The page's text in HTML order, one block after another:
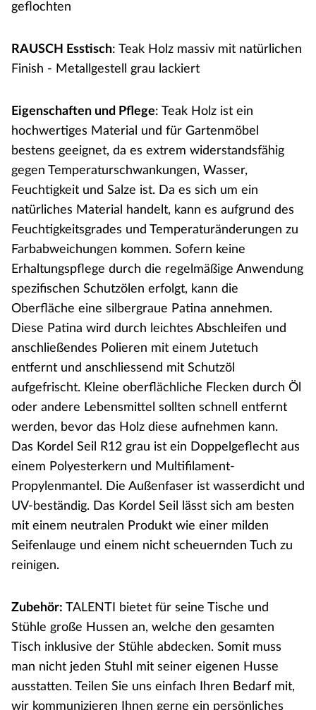
geflochten
RAUSCH Esstisch: Teak Holz massiv mit natürlichen
Finish - Metallgestell grau lackiert
Eigenschaften und Pflege: Teak Holz ist ein
hochwertiges Material und für Gartenmöbel
bestens geeignet, da es extrem widerstandsfähig
gegen Temperaturschwankungen, Wasser,
Feuchtigkeit und Salze ist. Da es sich um ein
natürliches Material handelt, kann es aufgrund des
Feuchtigkeitsgrades und Temperaturänderungen zu
Farbabweichungen kommen. Sofern keine
Erhaltungspflege durch die regelmäßige Anwendung
spezifischen Schutzölen erfolgt, kann die
Oberfläche eine silbergraue Patina annehmen.
Diese Patina wird durch leichtes Abschleifen und
anschließendes Polieren mit einem Jutetuch
entfernt und anschliessend mit Schutzöl
aufgefrischt. Kleine oberflächliche Flecken durch Öl
oder andere Lebensmittel sollten schnell entfernt
werden, bevor das Holz diese aufnehmen kann.
Das Kordel Seil R12 grau ist ein Doppelgeflecht aus
einem Polyesterkern und Multifilament-
Propylenmantel. Die Außenfaser ist wasserdicht und
UV-beständig. Das Kordel Seil lässt sich am besten
mit einem neutralen Produkt wie einer milden
Seifenlauge und einem nicht scheuernden Tuch zu
reinigen.
Zubehör: TALENTI bietet für seine Tische und
Stühle große Hussen an, welche den gesamten
Tisch inklusive der Stühle abdecken. Somit muss
man nicht jeden Stuhl mit seiner eigenen Husse
ausstatten. Teilen Sie uns einfach Ihren Bedarf mit,
wir kommunizieren Ihnen gerne ein persönliches